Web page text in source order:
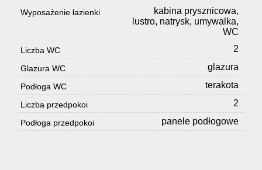
Wyposażenie łazienki
kabina prysznicowa,
lustro, natrysk, umywalka,
WC
Liczba WC 2
Glazura WC glazura
Podłoga WC terakota
Liczba przedpokoi 2
Podłoga przedpokoi panele podłogowe